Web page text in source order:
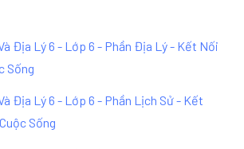
Địa Lý 6 - Lớp 6 - Phần Địa Lý - Kết Nối
Sống
Địa Lý 6 - Lớp 6 - Phần Lịch Sử - Kết
Sống